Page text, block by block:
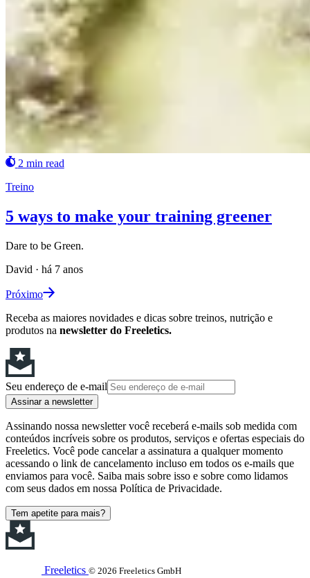
2 min read
Treino
5 ways to make your training greener
Dare to be Green.
David · há 7 anos
Próximo
Receba as maiores novidades e dicas sobre treinos, nutrição e
produtos na newsletter do Freeletics.
Seu endereço de e-mail
Assinar a newsletter
Assinando nossa newsletter você receberá e-mails sob medida com
conteúdos incríveis sobre os produtos, serviços e ofertas especiais do
Freeletics. Você pode cancelar a assinatura a qualquer momento
acessando o link de cancelamento incluso em todos os e-mails que
enviamos para você. Saiba mais sobre isso e sobre como lidamos
com seus dados em nossa Política de Privacidade.
Tem apetite para mais?
Freeletics © 2026 Freeletics GmbH